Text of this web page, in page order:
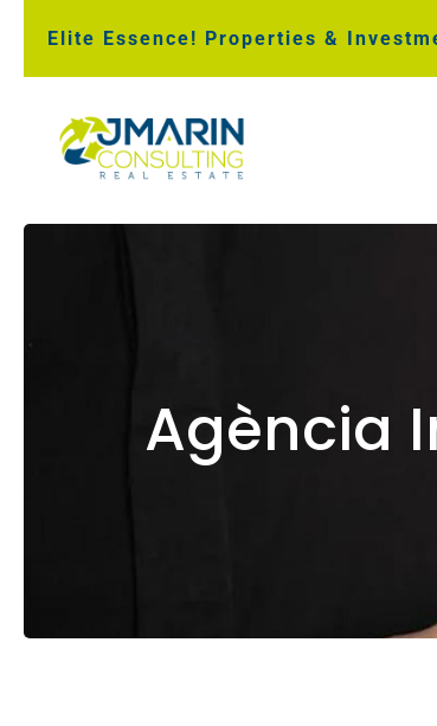
Elite Essence! Properties &
Agència